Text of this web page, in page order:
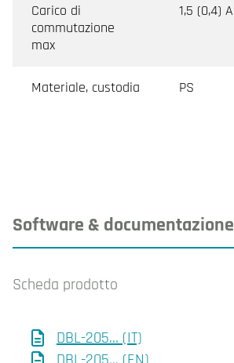
Carico di
commutazione
max
1,5 (0,4) A
Materiale, custodia PS
Software & documentazione
Scheda prodotto
DBL-205... (IT)